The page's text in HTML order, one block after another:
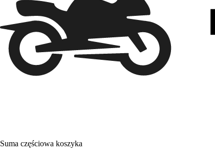
Suma częściowa koszyka